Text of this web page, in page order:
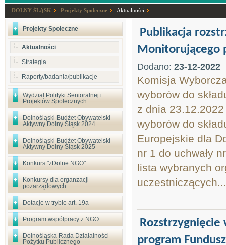
DOLNY ŚLĄSK Projekty Społeczne Aktualności
Projekty Społeczne
Aktualności
Strategia
Raporty/badania/publikacje
Wydział Polityki Senioralnej i
Projektów Społecznych
Dolnośląski Budżet Obywatelski
Aktywny Dolny Śląsk 2024
Dolnośląski Budżet Obywatelski
Aktywny Dolny Śląsk 2025
Konkurs "zDolne NGO"
Konkursy dla organzacji
pozarządowych
Dotacje w trybie art. 19a
Program współpracy z NGO
Dolnośląska Rada Działalności
Pożytku Publicznego
Publikacja
Monitorującego
Dodano: 23-12-2022
Komisja
wyborów do
z dnia
wyborów do
Europejskie dla
nr 1 do uchwały
lista wybranych
uczestniczących...
program